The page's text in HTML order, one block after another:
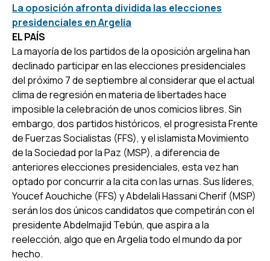
La oposición afronta dividida las elecciones
presidenciales en Argelia
EL PAÍS
La mayoría de los partidos de la oposición argelina han
declinado participar en las elecciones presidenciales
del próximo 7 de septiembre al considerar que el actual
clima de regresión en materia de libertades hace
imposible la celebración de unos comicios libres. Sin
embargo, dos partidos históricos, el progresista Frente
de Fuerzas Socialistas (FFS), y el islamista Movimiento
de la Sociedad por la Paz (MSP), a diferencia de
anteriores elecciones presidenciales, esta vez han
optado por concurrir a la cita con las urnas. Sus líderes,
Youcef Aouchiche (FFS) y Abdelali Hassani Cherif (MSP)
serán los dos únicos candidatos que competirán con el
presidente Abdelmajid Tebún, que aspira a la
reelección, algo que en Argelia todo el mundo da por
hecho.